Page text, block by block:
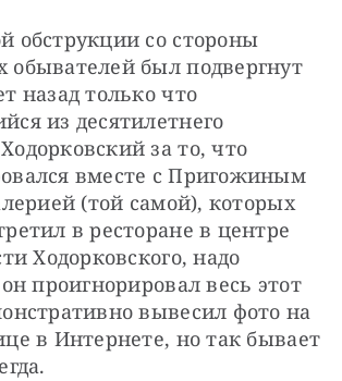
обструкции со стороны
обывателей был подвергнут
назад только что
из десятилетнего
за то, что
вместе с Пригожиным
(той самой), которых
в ресторане в центре
Ходорковского, надо
проигнорировал весь этот
вывесил фото на
в Интернете, но так бывает